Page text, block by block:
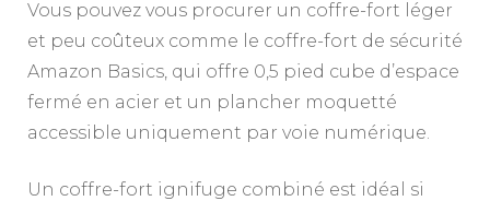
Vous pouvez vous procurer un coffre-fort léger
et peu coûteux comme le coffre-fort de sécurité
Amazon Basics, qui offre 0,5 pied cube d’espace
fermé en acier et un plancher moquetté
accessible uniquement par voie numérique.
Un coffre-fort ignifuge combiné est idéal si